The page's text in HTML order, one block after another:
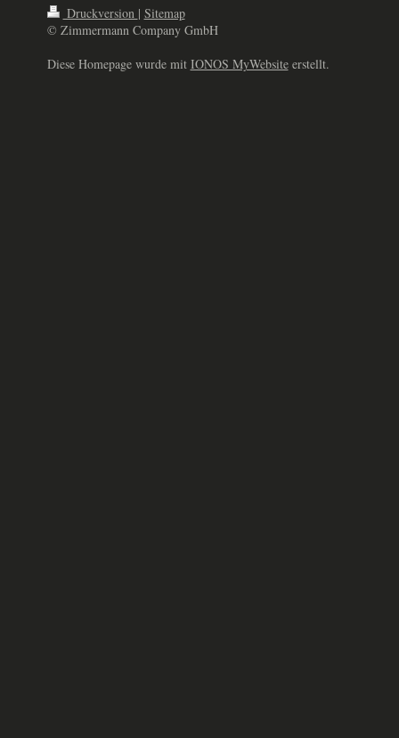
Druckversion | Sitemap
© Zimmermann Company GmbH
Diese Homepage wurde mit IONOS MyWebsiteerstellt.